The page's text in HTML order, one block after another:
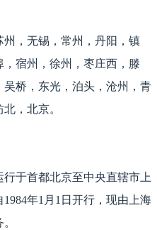
州，无锡，常州，丹阳，镇
宿州，徐州，枣庄西，滕
桥，东光，泊头，沧州，青
，北京。
行于首都北京至中央直辖市上
年1月1日开行，现由上海